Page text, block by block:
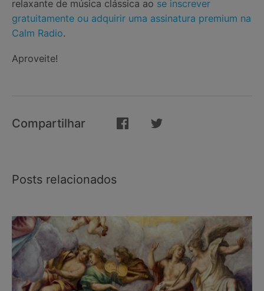
relaxante de música clássica ao se inscrever
gratuitamente ou adquirir uma assinatura premium na
Calm Radio.
Aproveite!
Compartilhar
Posts relacionados